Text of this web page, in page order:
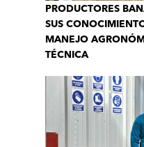
PRODUCTORES
SUS
MANEJO
TÉCNICA